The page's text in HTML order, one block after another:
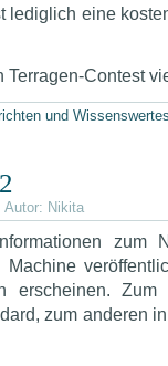
lediglich eine
Terragen-Contest
und
Autor: Nikita
zum
Machine
erscheinen.
zum anderen